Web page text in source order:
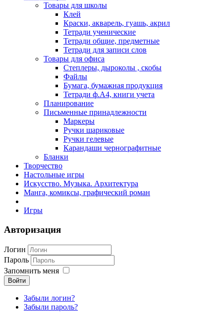
Товары для школы
Клей
Краски, акварель, гуашь, акрил
Тетради ученические
Тетради общие, предметные
Тетради для записи слов
Товары для офиса
Степлеры, дыроколы , скобы
Файлы
Бумага, бумажная продукция
Тетради ф.А4, книги учета
Планирование
Письменные принадлежности
Маркеры
Ручки шариковые
Ручки гелевые
Карандаши чернографитные
Бланки
Творчество
Настольные игры
Искусство. Музыка. Архитектура
Манга, комиксы, графический роман
Игры
Авторизация
Логин
Пароль
Запомнить меня
Войти
Забыли логин?
Забыли пароль?